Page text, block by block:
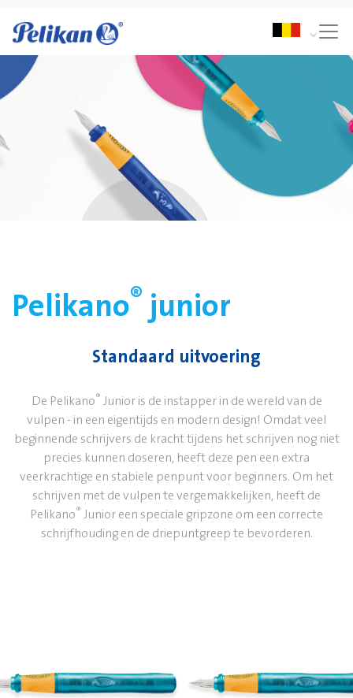
Pelikano® junior
Standaard uitvoering
De Pelikano® Junior is de instapper in de wereld van de
vulpen - in een eigentijds en modern design! Omdat veel
beginnende schrijvers de kracht tijdens het schrijven nog niet
precies kunnen doseren, heeft deze pen een extra
veerkrachtige en stabiele penpunt voor beginners. Om het
schrijven met de vulpen te vergemakkelijken, heeft de
Pelikano® Junior een speciale gripzone om een correcte
schrijfhouding en de driepuntgreep te bevorderen.